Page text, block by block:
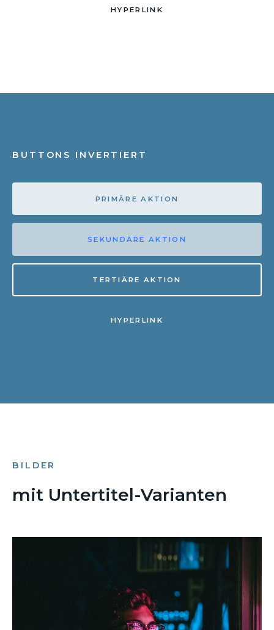
HYPERLINK
BUTTONS INVERTIERT
PRIMÄRE AKTION
SEKUNDÄRE AKTION
TERTIÄRE AKTION
HYPERLINK
BILDER
mit Untertitel-Varianten